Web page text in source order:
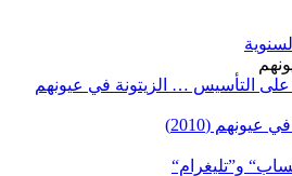
على التأسيس … الزيتونة في عيونهم
عيونهم (2010)
و”تليغرام“